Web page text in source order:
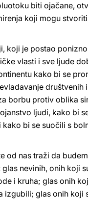
biti ojačane,
koji mogu
koji je postao
vlasti i sve ljude
kako bi se
društvenih
borbu protiv oblika
ljudi, kako bi
kako bi se suočili s
od nas traži da
glas nevinih, onih koji
i kruha; glas onih
izgubili; glas onih koji